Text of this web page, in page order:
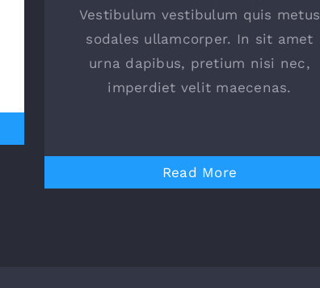
Vestibulum vestibulum quis metus
sodales ullamcorper. In sit amet
urna dapibus, pretium nisi nec,
imperdiet velit maecenas.
Read More